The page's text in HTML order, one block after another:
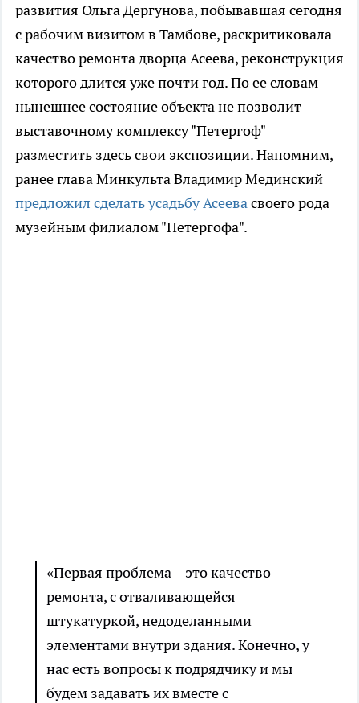
развития Ольга Дергунова, побывавшая сегодня
с рабочим визитом в Тамбове, раскритиковала
качество ремонта дворца Асеева, реконструкция
которого длится уже почти год. По ее словам
нынешнее состояние объекта не позволит
выставочному комплексу "Петергоф"
разместить здесь свои экспозиции. Напомним,
ранее глава Минкульта Владимир Мединский
предложил сделать усадьбу Асеевасвоего рода
музейным филиалом "Петергофа".
«Первая проблема – это качество
ремонта, с отваливающейся
штукатуркой, недоделанными
элементами внутри здания. Конечно, у
нас есть вопросы к подрядчику и мы
будем задавать их вместе с